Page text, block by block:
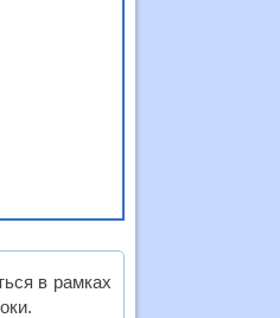
в рамках